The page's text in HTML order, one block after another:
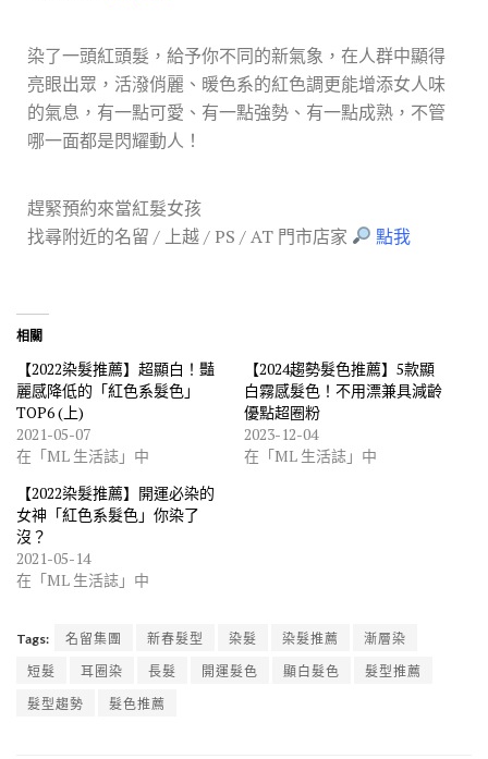
染了一頭紅頭髮，給予你不同的新氣象，在人群中顯得
亮眼出眾，活潑俏麗、暖色系的紅色調更能增添女人味
的氣息，有一點可愛、有一點強勢、有一點成熟，不管
哪一面都是閃耀動人！
趕緊預約來當紅髮女孩
找尋附近的名留 / 上越 / PS / AT 門市店家
點我
相關
【2022染髮推薦】超顯白！豔
麗感降低的「紅色系髮色」
TOP6 (上)
2021-05-07
在「ML 生活誌」中
【2024趨勢髮色推薦】5款顯
白霧感髮色！不用漂兼具減齡
優點超圈粉
2023-12-04
在「ML 生活誌」中
【2022染髮推薦】開運必染的
女神「紅色系髮色」你染了
沒？
2021-05-14
在「ML 生活誌」中
Tags: 名留集團 新春髮型 染髮 染髮推薦
漸層染
短髮
耳圈染 長髮 開運髮色 顯白髮色
髮型推薦
髮型趨勢
髮色推薦